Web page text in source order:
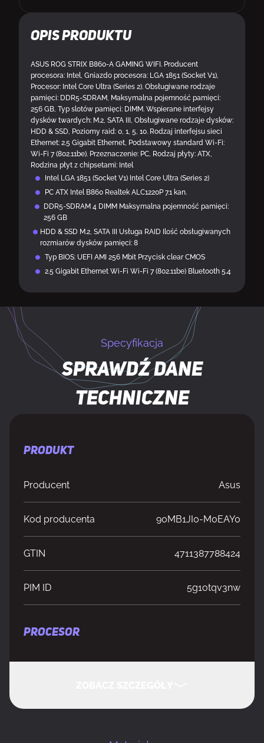
Opis produktu
ASUS ROG STRIX B860-A GAMING WIFI. Producent
procesora: Intel, Gniazdo procesora: LGA 1851 (Socket V1),
Procesor: Intel Core Ultra (Series 2). Obsługiwane rodzaje
pamięci: DDR5-SDRAM, Maksymalna pojemność pamięci:
256 GB, Typ slotów pamięci: DIMM. Wspierane interfejsy
dysków twardych: M.2, SATA III, Obsługiwane rodzaje dysków:
HDD & SSD, Poziomy raid: 0, 1, 5, 10. Rodzaj interfejsu sieci
Ethernet: 2.5 Gigabit Ethernet, Podstawowy standard Wi-Fi:
Wi-Fi 7 (802.11be). Przeznaczenie: PC, Rodzaj płyty: ATX,
Rodzina płyt z chipsetami: Intel
Intel LGA 1851 (Socket V1) Intel Core Ultra (Series 2)
PC ATX Intel B860 Realtek ALC1220P 7.1 kan.
DDR5-SDRAM 4 DIMM Maksymalna pojemność pamięci:
256 GB
HDD & SSD M.2, SATA III Usługa RAID Ilość obsługiwanych
rozmiarów dysków pamięci: 8
Typ BIOS: UEFI AMI 256 Mbit Przycisk clear CMOS
2.5 Gigabit Ethernet Wi-Fi Wi-Fi 7 (802.11be) Bluetooth 5.4
Specyfikacja
Sprawdź dane
techniczne
PRODUKT
Producent Asus
Kod producenta 90MB1JI0-M0EAY0
GTIN 4711387788424
PIM ID 5g1otqv3nw
PROCESOR